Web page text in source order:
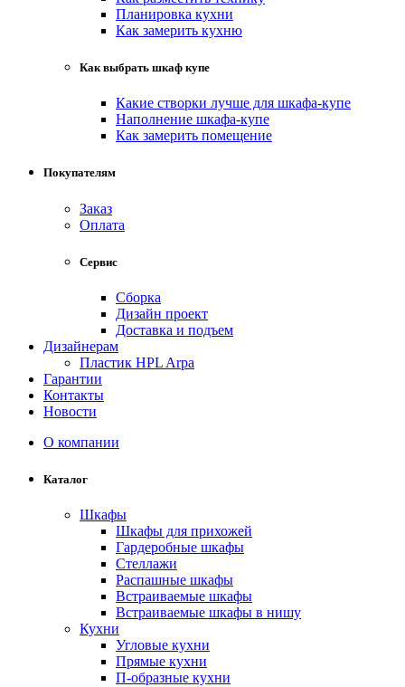
Планировка кухни
Как замерить кухню
Как выбрать шкаф купе
Какие створки лучше для шкафа-купе
Наполнение шкафа-купе
Как замерить помещение
Покупателям
Заказ
Оплата
Сервис
Сборка
Дизайн проект
Доставка и подъем
Дизайнерам
Пластик HPL Arpa
Гарантии
Контакты
Новости
О компании
Каталог
Шкафы
Шкафы для прихожей
Гардеробные шкафы
Стеллажи
Распашные шкафы
Встраиваемые шкафы
Встраиваемые шкафы в нишу
Кухни
Угловые кухни
Прямые кухни
П-образные кухни